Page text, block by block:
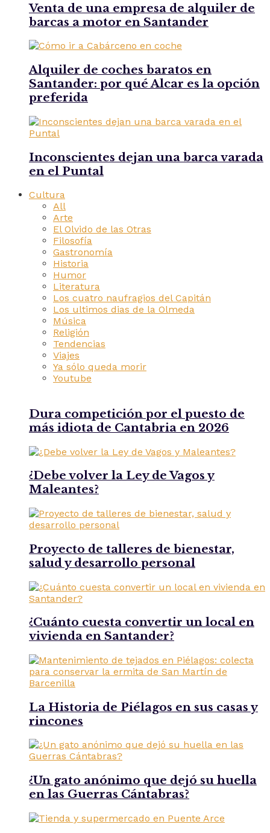
Venta de una empresa de alquiler de
barcas a motor en Santander
Alquiler de coches baratos en
Santander: por qué Alcar es la opción
preferida
Inconscientes dejan una barca varada
en el Puntal
Cultura
All
Arte
El Olvido de las Otras
Filosofía
Gastronomía
Historia
Humor
Literatura
Los cuatro naufragios del Capitán
Los ultimos dias de la Olmeda
Música
Religión
Tendencias
Viajes
Ya sólo queda morir
Youtube
Dura competición por el puesto de
más idiota de Cantabria en 2026
¿Debe volver la Ley de Vagos y
Maleantes?
Proyecto de talleres de bienestar,
salud y desarrollo personal
¿Cuánto cuesta convertir un local en
vivienda en Santander?
La Historia de Piélagos en sus casas y
rincones
¿Un gato anónimo que dejó su huella
en las Guerras Cántabras?